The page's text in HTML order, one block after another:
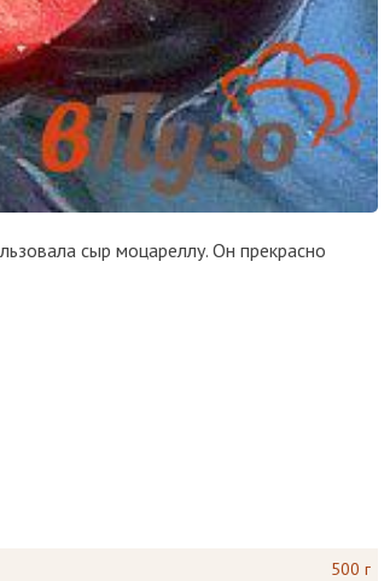
сыр моцареллу. Он прекрасно
500 г